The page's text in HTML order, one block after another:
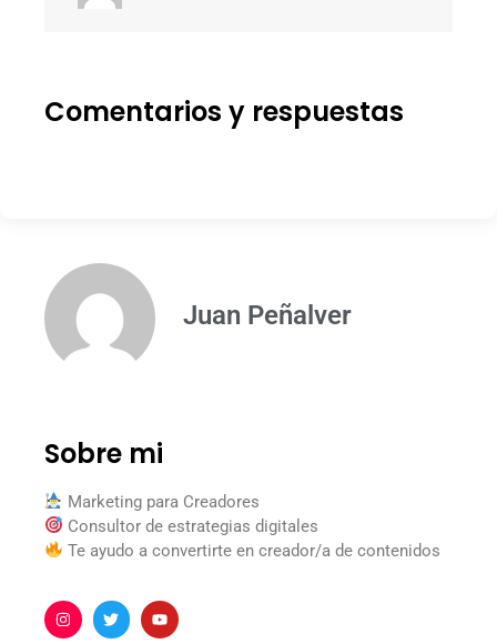
Comentarios y respuestas
Juan Peñalver
Sobre mi
Marketing para Creadores
Consultor de estrategias digitales
Te ayudo a convertirte en creador/a de contenidos